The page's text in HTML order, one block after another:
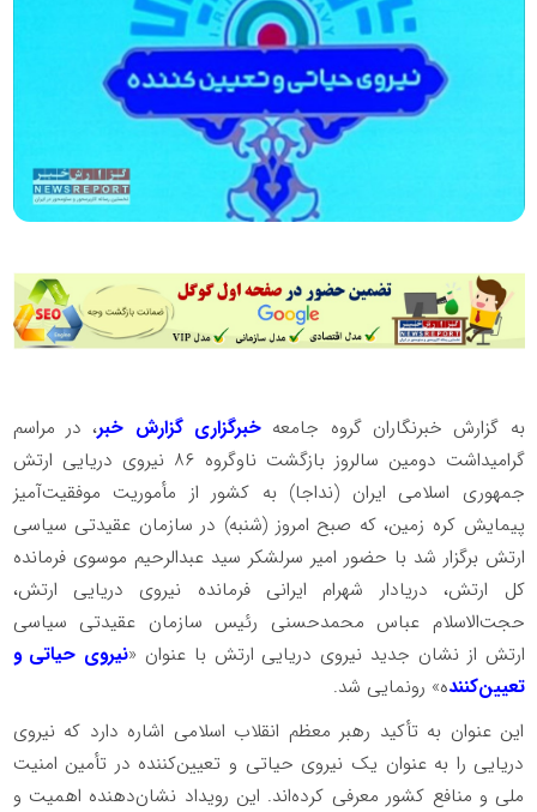
به گزارش خبرنگاران گروه جامعهخبرگزاری گزارش خبر، در مراسم
گرامیداشت دومین سالروز بازگشت ناوگروه ۸۶ نیروی دریایی ارتش
جمهوری اسلامی ایران (نداجا) به کشور از مأموریت موفقیت‌آمیز
پیمایش کره زمین، که صبح امروز (شنبه) در سازمان عقیدتی سیاسی
ارتش برگزار شد با حضور امیر سرلشکر سید عبدالرحیم موسوی فرمانده
کل ارتش، دریادار شهرام ایرانی فرمانده نیروی دریایی ارتش،
حجت‌الاسلام عباس محمدحسنی رئیس سازمان عقیدتی سیاسی
ارتش از نشان جدید نیروی دریایی ارتش با عنوان «نیروی حیاتی و
تعیین‌کننده» رونمایی شد.
این عنوان به تأکید رهبر معظم انقلاب اسلامی اشاره دارد که نیروی
دریایی را به عنوان یک نیروی حیاتی و تعیین‌کننده در تأمین امنیت
ملی و منافع کشور معرفی کرده‌اند. این رویداد نشان‌دهنده اهمیت و